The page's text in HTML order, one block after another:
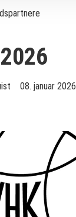
08. januar 2026